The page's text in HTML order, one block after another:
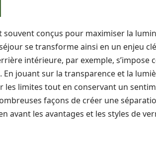
souvent conçus pour maximiser la
se transforme ainsi en un enjeu
intérieure, par exemple, s’impose
jouant sur la transparence et la
limites tout en conservant un
façons de créer une
avant les avantages et les styles de